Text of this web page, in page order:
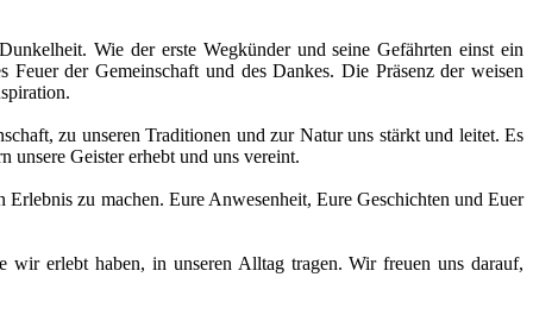
Wie der erste Wegkünder und seine Gefährten einst ein
der Gemeinschaft und des Dankes. Die Präsenz der weisen
zu unseren Traditionen und zur Natur uns stärkt und leitet. Es
unsere Geister erhebt und uns vereint.
zu machen. Eure Anwesenheit, Eure Geschichten und Euer
wir erlebt haben, in unseren Alltag tragen. Wir freuen uns darauf,